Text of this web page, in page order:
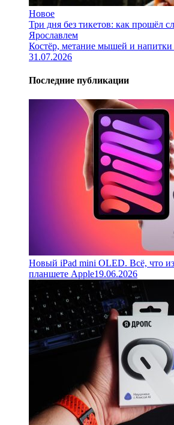
Новое
Три дня без тикетов: как прошёл
Ярославлем
Костёр, метание мышей и напитки
31.07.2026
Последние публикации
Новый iPad mini OLED. Всё, что
планшете Apple19.06.2026